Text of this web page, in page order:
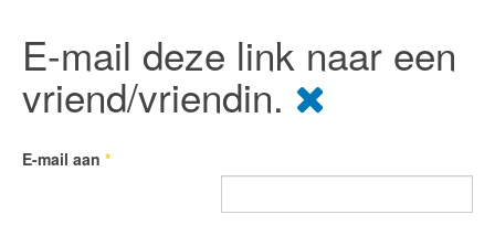
E-mail deze link naar een
vriend/vriendin.
E-mail aan *